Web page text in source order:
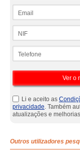
Li e aceito as
privacidade. Também
atualizações e
Outros utilizadores